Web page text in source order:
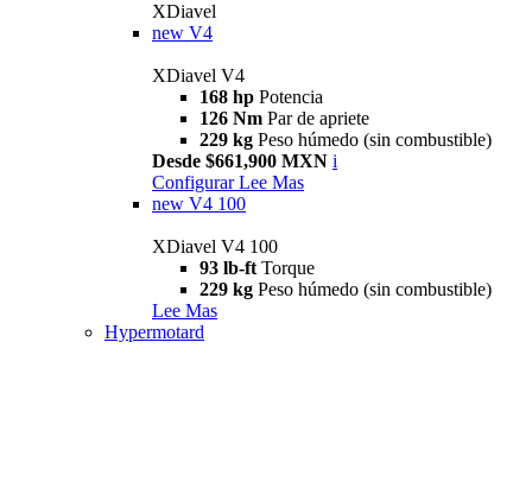
XDiavel
new V4
XDiavel V4
168 hp Potencia
126 Nm Par de apriete
229 kg Peso húmedo (sin combustible)
Desde $661,900 MXN i
Configurar Lee Mas
new V4 100
XDiavel V4 100
93 lb-ft Torque
229 kg Peso húmedo (sin combustible)
Lee Mas
Hypermotard